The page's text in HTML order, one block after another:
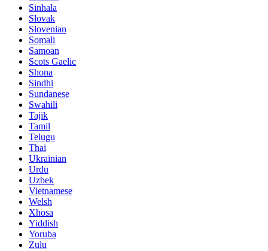
Sinhala
Slovak
Slovenian
Somali
Samoan
Scots Gaelic
Shona
Sindhi
Sundanese
Swahili
Tajik
Tamil
Telugu
Thai
Ukrainian
Urdu
Uzbek
Vietnamese
Welsh
Xhosa
Yiddish
Yoruba
Zulu